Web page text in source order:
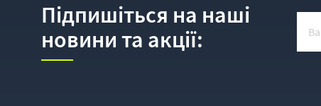
Підпишіться на наші
новини та акції: